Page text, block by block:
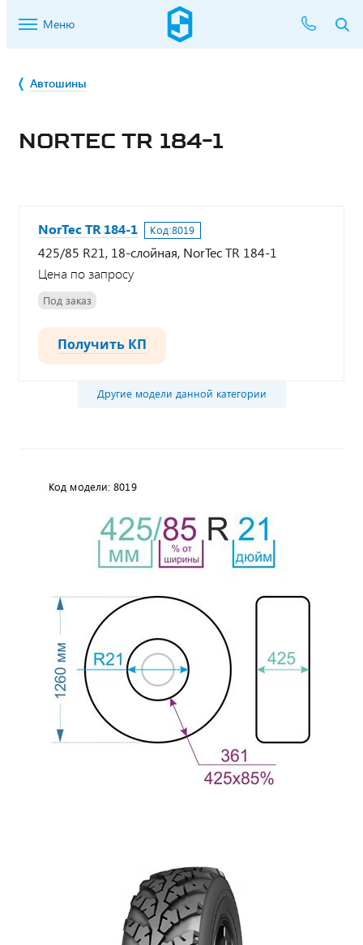
Меню
Автошины
NORTEC TR 184-1
NorTec TR 184-1 Код:8019
425/85 R21, 18-слойная, NorTec TR 184-1
Цена по запросу
Под заказ
Получить КП
Другие модели данной категории